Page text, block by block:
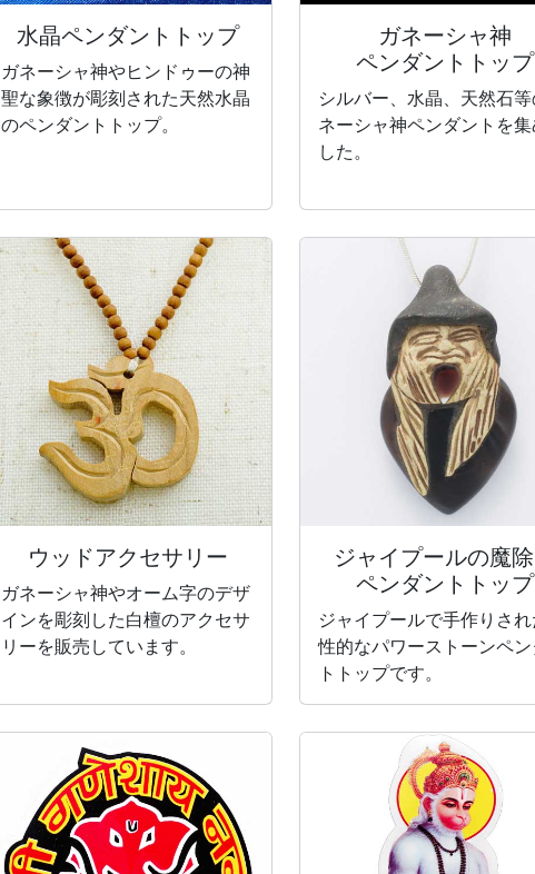
水晶ペンダントトップ
ガネーシャ神やヒンドゥーの神
聖な象徴が彫刻された天然水晶
のペンダントトップ。
ガネーシャ神
ペンダントトップ
シルバー、水晶、天然石
ネーシャ神ペンダントを
した。
ウッドアクセサリー
ガネーシャ神やオーム字のデザ
インを彫刻した白檀のアクセサ
リーを販売しています。
ジャイプールの魔
ペンダントトップ
ジャイプールで手作りさ
性的なパワーストーンペ
トトップです。